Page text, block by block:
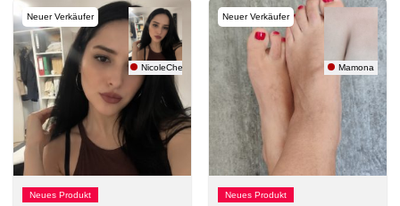
Neuer Verkäufer
NicoleCherry77
Neues Produkt
Neuer Verkäufer
Mamona
Neues Produkt